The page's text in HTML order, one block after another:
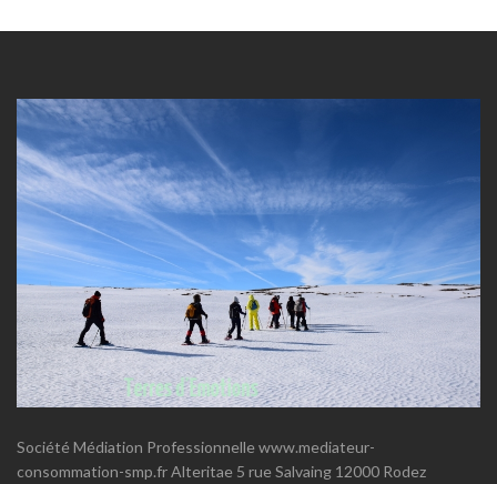
Société Médiation Professionnelle www.mediateur-
consommation-smp.fr Alteritae 5 rue Salvaing 12000 Rodez